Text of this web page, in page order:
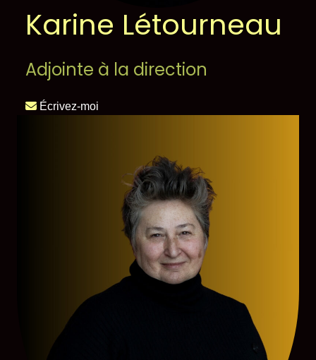
Karine Létourneau
Adjointe à la direction
Écrivez-moi